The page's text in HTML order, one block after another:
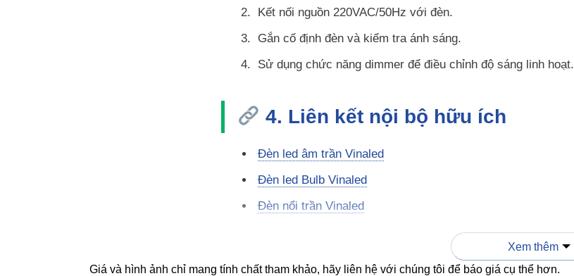
Kết nối nguồn 220VAC/50Hz với đèn.
Gắn cố định đèn và kiểm tra ánh sáng.
Sử dụng chức năng dimmer để điều chỉnh độ sáng linh hoạt.
4. Liên kết nội bộ hữu ích
Đèn led âm trần Vinaled
Đèn led Bulb Vinaled
Đèn nổi trần Vinaled
Xem thêm
Giá và hình ảnh chỉ mang tính chất tham khảo, hãy liên hệ với chúng tôi để báo giá cụ thể hơn.